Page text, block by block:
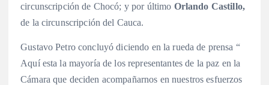
circunscripción de Chocó; y por último Orlando Castillo,
de la circunscripción del Cauca.
Gustavo Petro concluyó diciendo en la rueda de prensa “
Aquí esta la mayoría de los representantes de la paz en la
Cámara que deciden acompañarnos en nuestros esfuerzos